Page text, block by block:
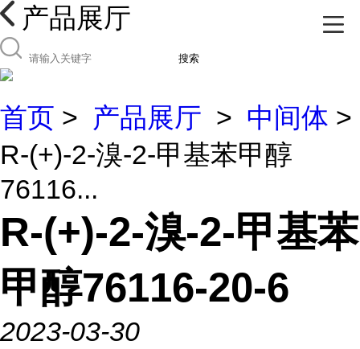
产品展厅
搜索
首页 > 产品展厅 > 中间体 >
R-(+)-2-溴-2-甲基苯甲醇
76116...
R-(+)-2-溴-2-甲基苯
甲醇76116-20-6
2023-03-30